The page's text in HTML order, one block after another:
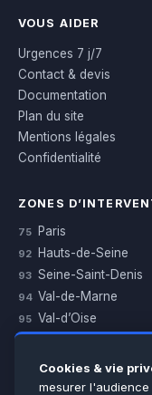
VOUS AIDER
Urgences 7 j/7
Contact & devis
Documentation
Plan du site
Mentions légales
Confidentialité
ZONES
75 Paris
92 Hauts-de-Seine
93 Seine-Saint-Denis
94 Val-de-Marne
95 Val-d’Oise
Essonne
Seine-et-Marne
Cookies & vie
mesurer